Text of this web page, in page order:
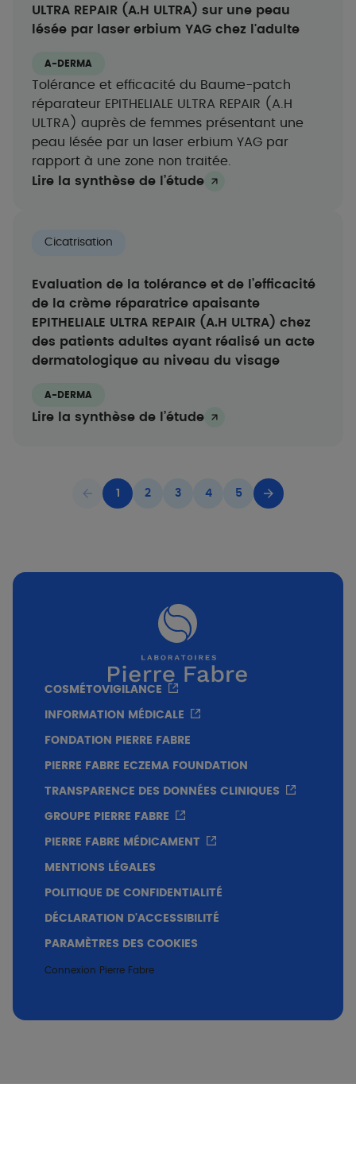
ULTRA REPAIR (A.H ULTRA) sur une peau
lésée par laser erbium YAG chez l'adulte
A-DERMA
Tolérance et efficacité du Baume-patch
réparateur EPITHELIALE ULTRA REPAIR (A.H
ULTRA) auprès de femmes présentant une
peau lésée par un laser erbium YAG par
rapport à une zone non traitée.
Lire la synthèse de l’étude
Cicatrisation
Evaluation de la tolérance et de l’efficacité
de la crème réparatrice apaisante
EPITHELIALE ULTRA REPAIR (A.H ULTRA) chez
des patients adultes ayant réalisé un acte
dermatologique au niveau du visage
A-DERMA
Lire la synthèse de l’étude
Page précédente
Page courante
1
Page
2
Page
3
Page
4
Page
5
Page suivante
COSMÉTOVIGILANCE
INFORMATION MÉDICALE
FONDATION PIERRE FABRE
PIERRE FABRE ECZEMA FOUNDATION
TRANSPARENCE DES DONNÉES CLINIQUES
GROUPE PIERRE FABRE
PIERRE FABRE MÉDICAMENT
MENTIONS LÉGALES
POLITIQUE DE CONFIDENTIALITÉ
DÉCLARATION D'ACCESSIBILITÉ
PARAMÈTRES DES COOKIES
Connexion Pierre Fabre